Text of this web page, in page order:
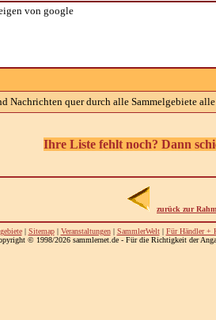
von google
Nachrichten quer durch alle Sammelgebiete
Ihre Liste fehlt noch? Dann
zurück zur
| Sitemap| Veranstaltungen| SammlerWelt| Für Händler +
© 1998/2026 sammlernet.de - Für die Richtigkeit der